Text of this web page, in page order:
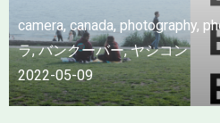
camera, canada, photography,
ラ,バンクーバー,ヤシコン
2022-05-09